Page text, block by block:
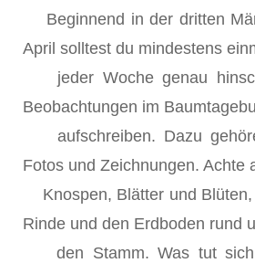
Beginnend in der dritten
April solltest du mindestens
jeder Woche genau
Beobachtungen im
aufschreiben. Dazu
Fotos und Zeichnungen. Achte
Knospen, Blätter und Blüten,
Rinde und den Erdboden rund
den Stamm. Was tut sich